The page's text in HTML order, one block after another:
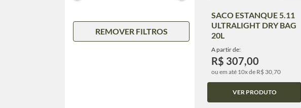
REMOVER FILTROS
SACO ESTANQUE 5.11
ULTRALIGHT DRY BAG
20L
A partir de:
R$ 307,00
ou em até 10x de R$ 30,70
VER PRODUTO